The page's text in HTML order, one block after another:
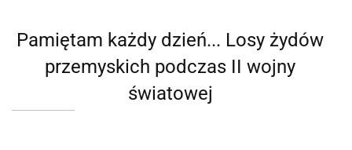
Pamiętam każdy dzień... Losy żydów
przemyskich podczas II wojny
światowej